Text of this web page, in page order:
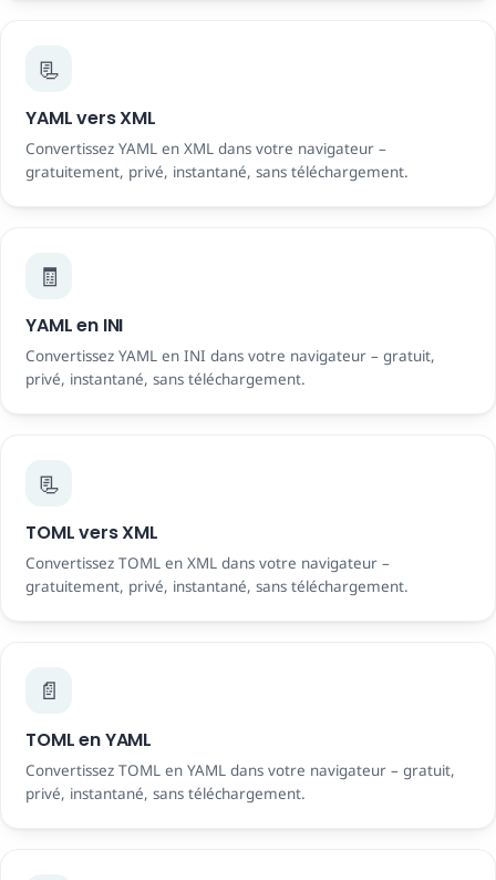
📃
YAML vers XML
Convertissez YAML en XML dans votre navigateur –
gratuitement, privé, instantané, sans téléchargement.
🧾
YAML en INI
Convertissez YAML en INI dans votre navigateur – gratuit,
privé, instantané, sans téléchargement.
📃
TOML vers XML
Convertissez TOML en XML dans votre navigateur –
gratuitement, privé, instantané, sans téléchargement.
📄
TOML en YAML
Convertissez TOML en YAML dans votre navigateur – gratuit,
privé, instantané, sans téléchargement.